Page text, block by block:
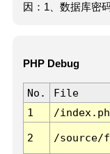
因：1、数据库密
PHP Debug
No. File
1
/
2 /source/